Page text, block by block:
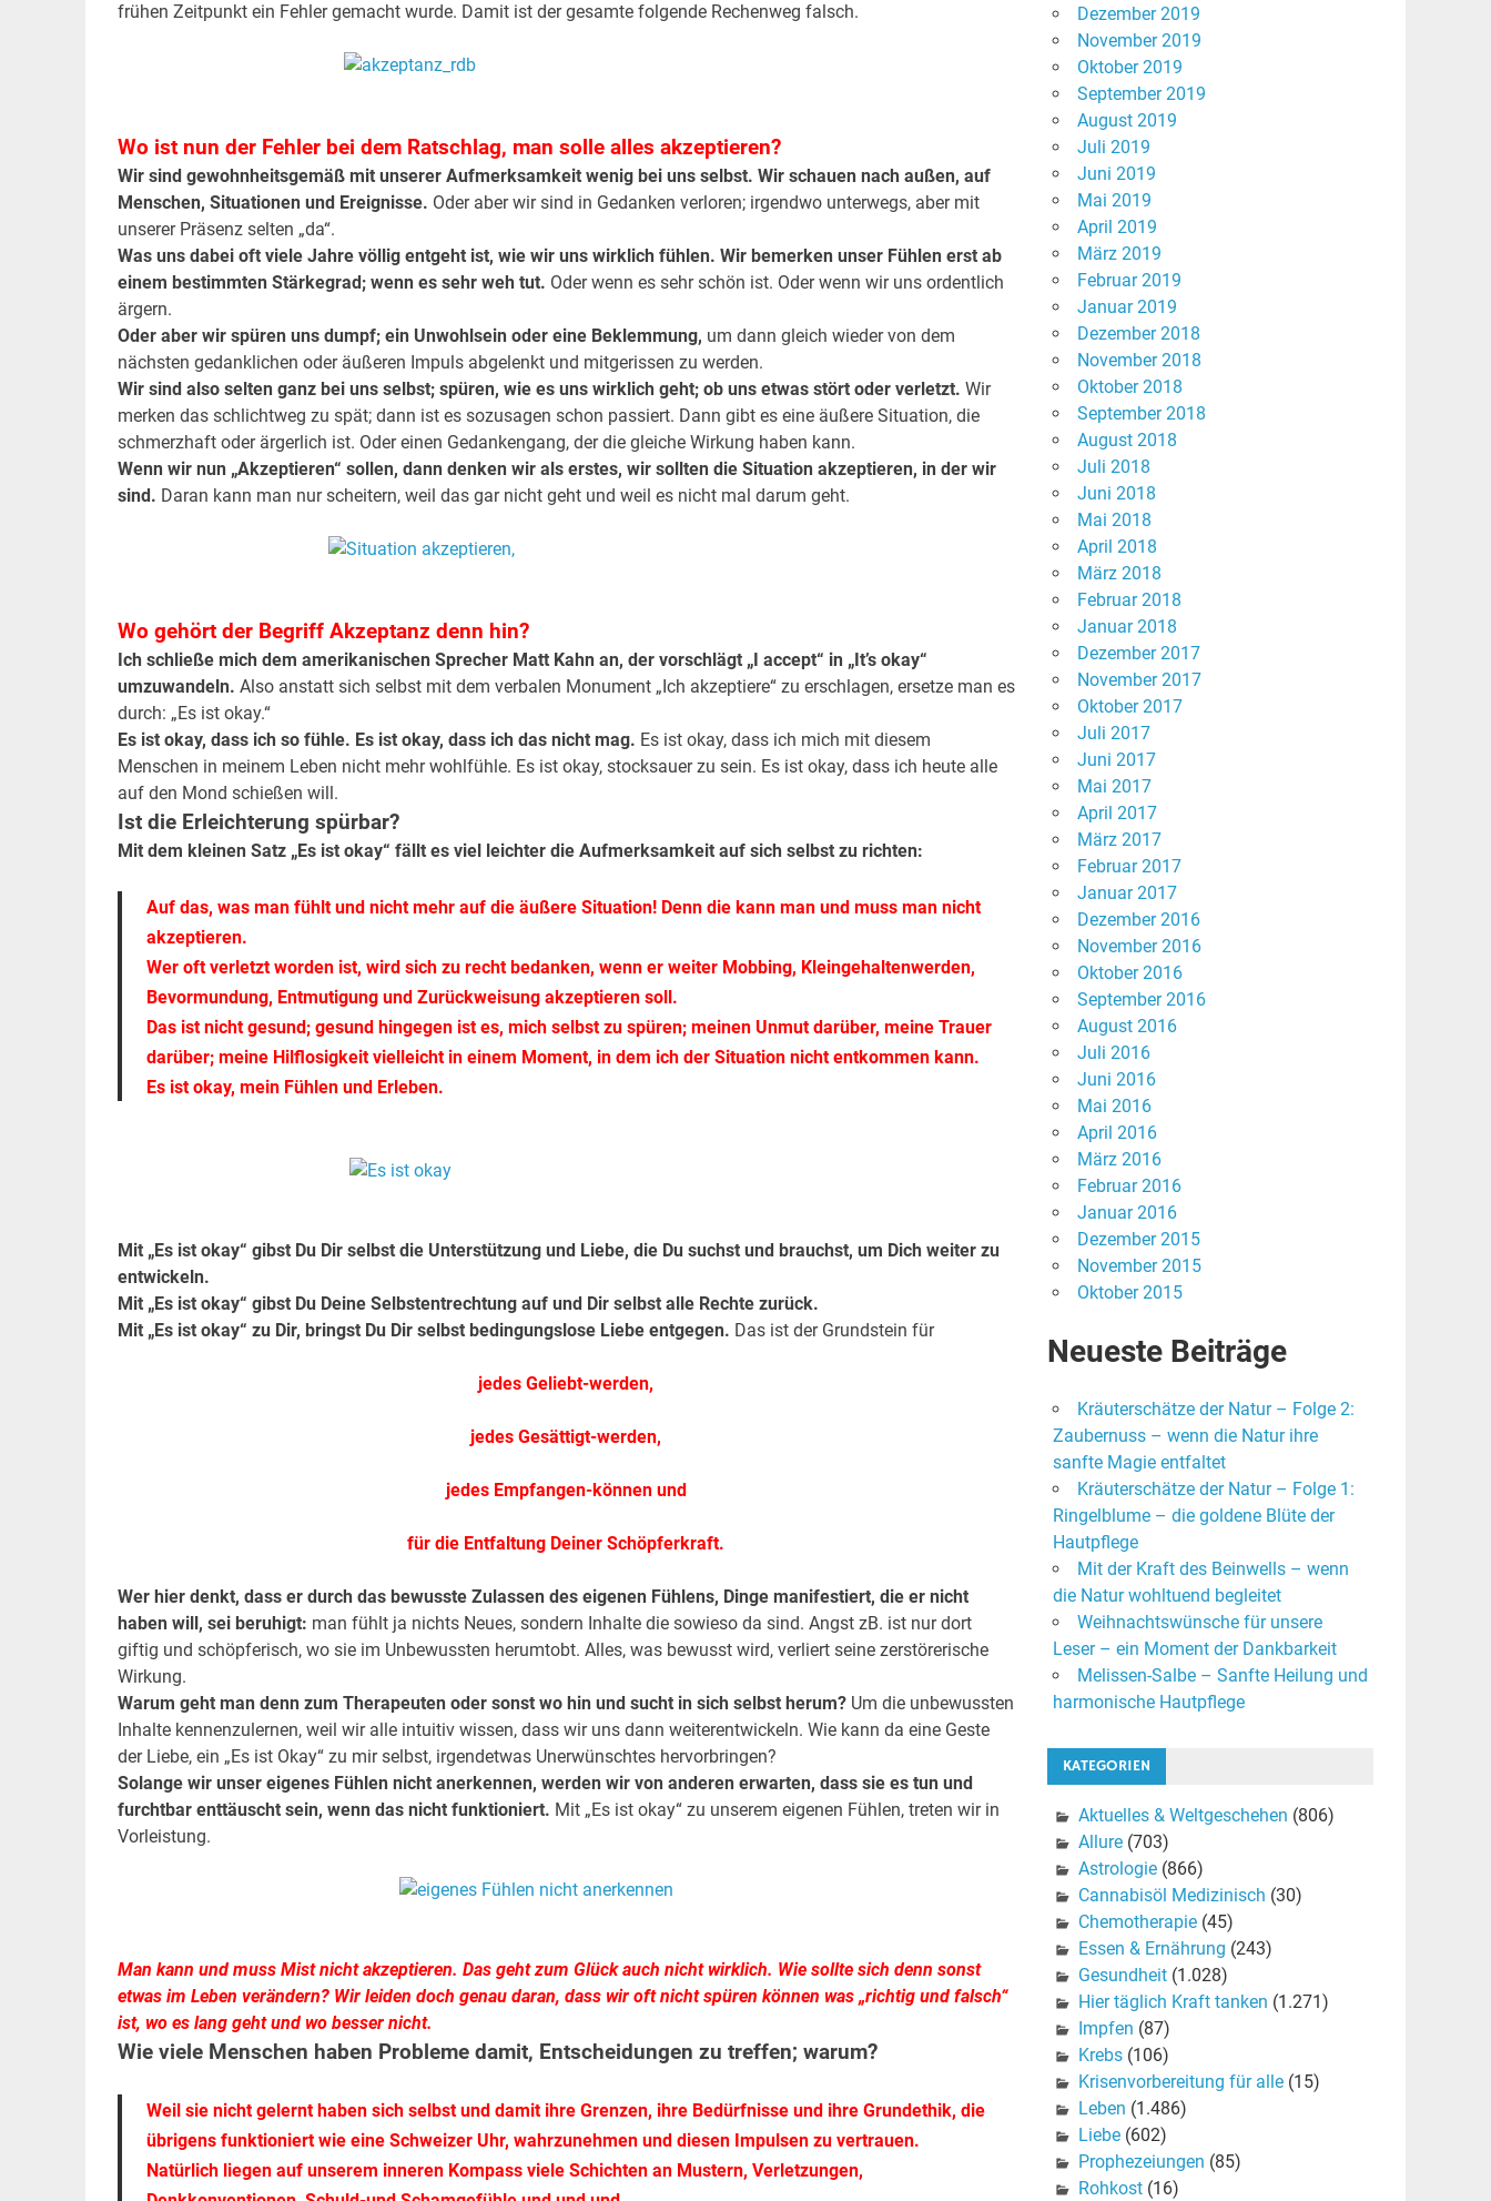
frühen Zeitpunkt ein Fehler gemacht wurde. Damit ist der gesamte folgende Rechenweg falsch.
Wo ist nun der Fehler bei dem Ratschlag, man solle alles akzeptieren?
Wir sind gewohnheitsgemäß mit unserer Aufmerksamkeit wenig bei uns selbst. Wir schauen nach außen, auf
Menschen, Situationen und Ereignisse. Oder aber wir sind in Gedanken verloren; irgendwo unterwegs, aber mit
unserer Präsenz selten „da“.
Was uns dabei oft viele Jahre völlig entgeht ist, wie wir uns wirklich fühlen. Wir bemerken unser Fühlen erst ab
einem bestimmten Stärkegrad; wenn es sehr weh tut. Oder wenn es sehr schön ist. Oder wenn wir uns ordentlich
ärgern.
Oder aber wir spüren uns dumpf; ein Unwohlsein oder eine Beklemmung, um dann gleich wieder von dem
nächsten gedanklichen oder äußeren Impuls abgelenkt und mitgerissen zu werden.
Wir sind also selten ganz bei uns selbst; spüren, wie es uns wirklich geht; ob uns etwas stört oder verletzt. Wir
merken das schlichtweg zu spät; dann ist es sozusagen schon passiert. Dann gibt es eine äußere Situation, die
schmerzhaft oder ärgerlich ist. Oder einen Gedankengang, der die gleiche Wirkung haben kann.
Wenn wir nun „Akzeptieren“ sollen, dann denken wir als erstes, wir sollten die Situation akzeptieren, in der wir
sind. Daran kann man nur scheitern, weil das gar nicht geht und weil es nicht mal darum geht.
Wo gehört der Begriff Akzeptanz denn hin?
Ich schließe mich dem amerikanischen Sprecher Matt Kahn an, der vorschlägt „I accept“ in „It’s okay“
umzuwandeln. Also anstatt sich selbst mit dem verbalen Monument „Ich akzeptiere“ zu erschlagen, ersetze man es
durch: „Es ist okay.“
Es ist okay, dass ich so fühle. Es ist okay, dass ich das nicht mag. Es ist okay, dass ich mich mit diesem
Menschen in meinem Leben nicht mehr wohlfühle. Es ist okay, stocksauer zu sein. Es ist okay, dass ich heute alle
auf den Mond schießen will.
Ist die Erleichterung spürbar?
Mit dem kleinen Satz „Es ist okay“ fällt es viel leichter die Aufmerksamkeit auf sich selbst zu richten:
Auf das, was man fühlt und nicht mehr auf die äußere Situation! Denn die kann man und muss man nicht
akzeptieren.
Wer oft verletzt worden ist, wird sich zu recht bedanken, wenn er weiter Mobbing, Kleingehaltenwerden,
Bevormundung, Entmutigung und Zurückweisung akzeptieren soll.
Das ist nicht gesund; gesund hingegen ist es, mich selbst zu spüren; meinen Unmut darüber, meine Trauer
darüber; meine Hilflosigkeit vielleicht in einem Moment, in dem ich der Situation nicht entkommen kann.
Es ist okay, mein Fühlen und Erleben.
Mit „Es ist okay“ gibst Du Dir selbst die Unterstützung und Liebe, die Du suchst und brauchst, um Dich weiter zu
entwickeln.
Mit „Es ist okay“ gibst Du Deine Selbstentrechtung auf und Dir selbst alle Rechte zurück.
Mit „Es ist okay“ zu Dir, bringst Du Dir selbst bedingungslose Liebe entgegen. Das ist der Grundstein für
jedes Geliebt-werden,
jedes Gesättigt-werden,
jedes Empfangen-können und
für die Entfaltung Deiner Schöpferkraft.
Wer hier denkt, dass er durch das bewusste Zulassen des eigenen Fühlens, Dinge manifestiert, die er nicht
haben will, sei beruhigt: man fühlt ja nichts Neues, sondern Inhalte die sowieso da sind. Angst zB. ist nur dort
giftig und schöpferisch, wo sie im Unbewussten herumtobt. Alles, was bewusst wird, verliert seine zerstörerische
Wirkung.
Warum geht man denn zum Therapeuten oder sonst wo hin und sucht in sich selbst herum?Um die unbewussten
Inhalte kennenzulernen, weil wir alle intuitiv wissen, dass wir uns dann weiterentwickeln. Wie kann da eine Geste
der Liebe, ein „Es ist Okay“ zu mir selbst, irgendetwas Unerwünschtes hervorbringen?
Solange wir unser eigenes Fühlen nicht anerkennen, werden wir von anderen erwarten, dass sie es tun und
furchtbar enttäuscht sein, wenn das nicht funktioniert. Mit „Es ist okay“ zu unserem eigenen Fühlen, treten wir in
Vorleistung.
Man kann und muss Mist nicht akzeptieren. Das geht zum Glück auch nicht wirklich. Wie sollte sich denn sonst
etwas im Leben verändern? Wir leiden doch genau daran, dass wir oft nicht spüren können was „richtig und falsch“
ist, wo es lang geht und wo besser nicht.
Wie viele Menschen haben Probleme damit, Entscheidungen zu treffen; warum?
Weil sie nicht gelernt haben sich selbst und damit ihre Grenzen, ihre Bedürfnisse und ihre Grundethik, die
übrigens funktioniert wie eine Schweizer Uhr, wahrzunehmen und diesen Impulsen zu vertrauen.
Natürlich liegen auf unserem inneren Kompass viele Schichten an Mustern, Verletzungen,
Dezember 2019
November 2019
Oktober 2019
September 2019
August 2019
Juli 2019
Juni 2019
Mai 2019
April 2019
März 2019
Februar 2019
Januar 2019
Dezember 2018
November 2018
Oktober 2018
September 2018
August 2018
Juli 2018
Juni 2018
Mai 2018
April 2018
März 2018
Februar 2018
Januar 2018
Dezember 2017
November 2017
Oktober 2017
Juli 2017
Juni 2017
Mai 2017
April 2017
März 2017
Februar 2017
Januar 2017
Dezember 2016
November 2016
Oktober 2016
September 2016
August 2016
Juli 2016
Juni 2016
Mai 2016
April 2016
März 2016
Februar 2016
Januar 2016
Dezember 2015
November 2015
Oktober 2015
Neueste Beiträge
Kräuterschätze der Natur – Folge 2:
Zaubernuss – wenn die Natur ihre
sanfte Magie entfaltet
Kräuterschätze der Natur – Folge 1:
Ringelblume – die goldene Blüte der
Hautpflege
Mit der Kraft des Beinwells – wenn
die Natur wohltuend begleitet
Weihnachtswünsche für unsere
Leser – ein Moment der Dankbarkeit
Melissen-Salbe – Sanfte Heilung und
harmonische Hautpflege
KATEGORIEN
Aktuelles & Weltgeschehen (806)
Allure(703)
Astrologie(866)
Cannabisöl Medizinisch (30)
Chemotherapie(45)
Essen & Ernährung (243)
Gesundheit(1.028)
Hier täglich Kraft tanken (1.271)
Impfen (87)
Krebs(106)
Krisenvorbereitung für alle(15)
Leben (1.486)
Liebe(602)
Prophezeiungen (85)
Rohkost(16)